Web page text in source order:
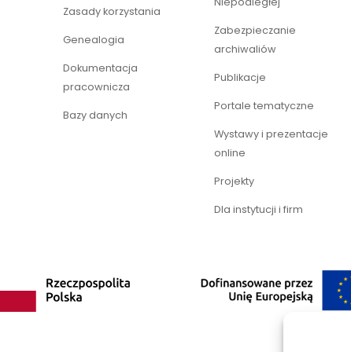
Zasady korzystania
Genealogia
Dokumentacja
pracownicza
Bazy danych
Zabezpieczanie
archiwaliów
Publikacje
Portale tematyczne
Wystawy i prezentacje
online
Projekty
Dla instytucji i firm